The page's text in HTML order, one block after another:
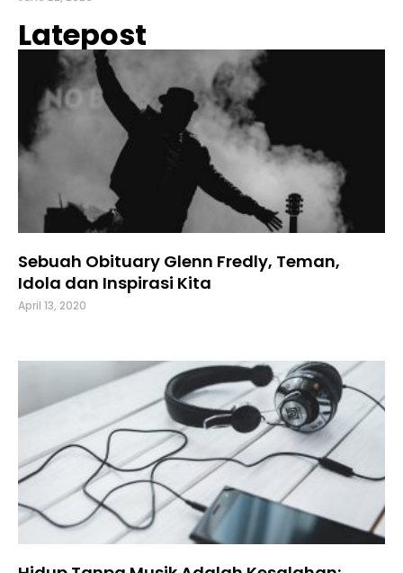
Latepost
Sebuah Obituary Glenn Fredly, Teman,
Idola dan Inspirasi Kita
April 13, 2020